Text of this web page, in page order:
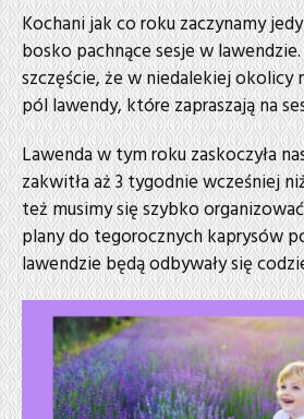
Kochani jak co roku zaczynamy
bosko pachnące sesje w
szczęście, że w niedalekiej okolicy
pól lawendy, które zapraszają na
Lawenda w tym roku zaskoczyła
zakwitła aż 3 tygodnie wcześniej
też musimy się szybko
plany do tegorocznych kaprysów
lawendzie będą odbywały się